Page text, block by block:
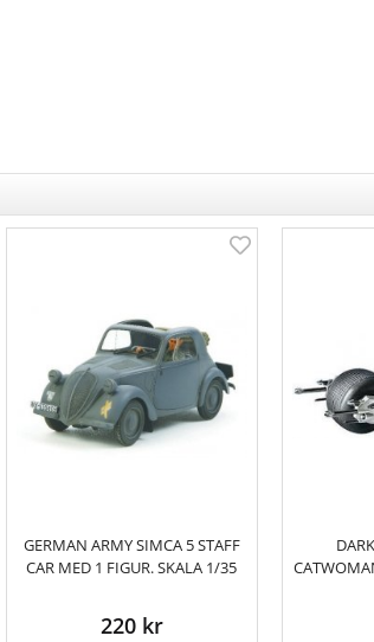
GERMAN ARMY SIMCA 5 STAFF
CAR MED 1 FIGUR. SKALA 1/35
220 kr